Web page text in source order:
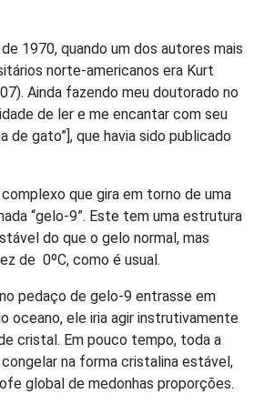
1970, quando um dos autores mais
norte-americanos era Kurt
Ainda fazendo meu doutorado no
de ler e me encantar com seu
de gato”], que havia sido publicado
que gira em torno de uma
“gelo-9”. Este tem uma estrutura
do que o gelo normal, mas
de 0ºC, como é usual.
pedaço de gelo-9 entrasse em
oceano, ele iria agir instrutivamente
cristal. Em pouco tempo, toda a
na forma cristalina estável,
global de medonhas proporções.